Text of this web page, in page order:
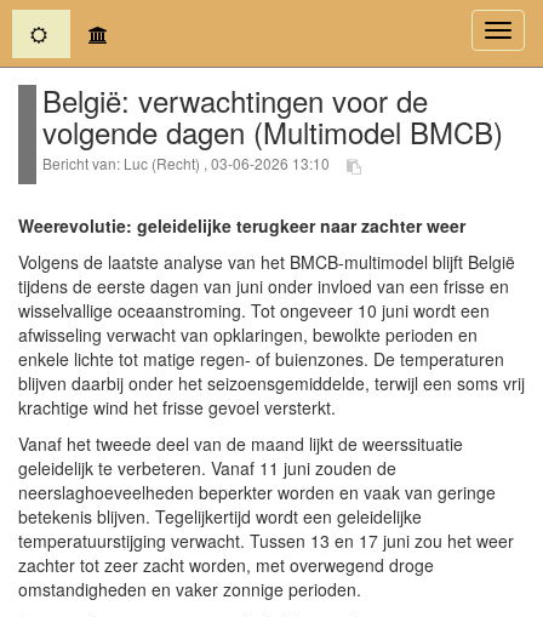
(current)
België: verwachtingen voor de
volgende dagen (Multimodel BMCB)
Bericht van: Luc (Recht) , 03-06-2026 13:10
Weerevolutie: geleidelijke terugkeer naar zachter weer
Volgens de laatste analyse van het BMCB-multimodel blijft België
tijdens de eerste dagen van juni onder invloed van een frisse en
wisselvallige oceaanstroming. Tot ongeveer 10 juni wordt een
afwisseling verwacht van opklaringen, bewolkte perioden en
enkele lichte tot matige regen- of buienzones. De temperaturen
blijven daarbij onder het seizoensgemiddelde, terwijl een soms vrij
krachtige wind het frisse gevoel versterkt.
Vanaf het tweede deel van de maand lijkt de weerssituatie
geleidelijk te verbeteren. Vanaf 11 juni zouden de
neerslaghoeveelheden beperkter worden en vaak van geringe
betekenis blijven. Tegelijkertijd wordt een geleidelijke
temperatuurstijging verwacht. Tussen 13 en 17 juni zou het weer
zachter tot zeer zacht worden, met overwegend droge
omstandigheden en vaker zonnige perioden.